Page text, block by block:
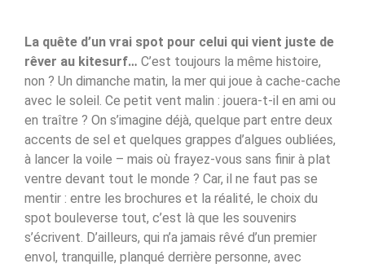
La quête d’un vrai spot pour celui qui vient juste de
rêver au kitesurf… C’est toujours la même histoire,
non ? Un dimanche matin, la mer qui joue à cache-cache
avec le soleil. Ce petit vent malin : jouera-t-il en ami ou
en traître ? On s’imagine déjà, quelque part entre deux
accents de sel et quelques grappes d’algues oubliées,
à lancer la voile – mais où frayez-vous sans finir à plat
ventre devant tout le monde ? Car, il ne faut pas se
mentir : entre les brochures et la réalité, le choix du
spot bouleverse tout, c’est là que les souvenirs
s’écrivent. D’ailleurs, qui n’a jamais rêvé d’un premier
envol, tranquille, planqué derrière personne, avec